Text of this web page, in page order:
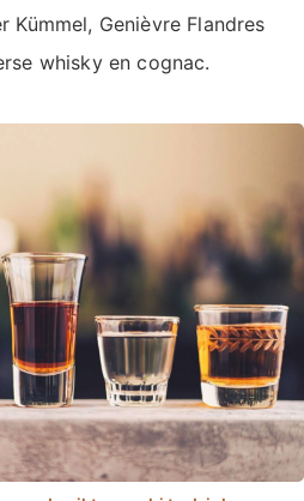
Kümmel, Genièvre Flandres
whisky en cognac.